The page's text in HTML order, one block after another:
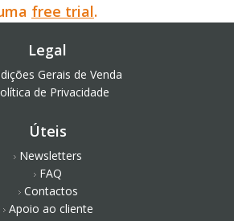
free trial.
Legal
Gerais de Venda
de Privacidade
Úteis
Newsletters
FAQ
Contactos
Apoio ao cliente